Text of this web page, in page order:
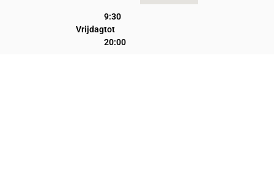
Vrijdag
9:30
tot
20:00